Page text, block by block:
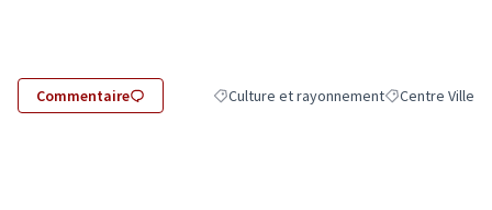
Commentaire Filtrer les résultats de la catégorie :
Culture et rayonnementFiltrer les
Centre Ville